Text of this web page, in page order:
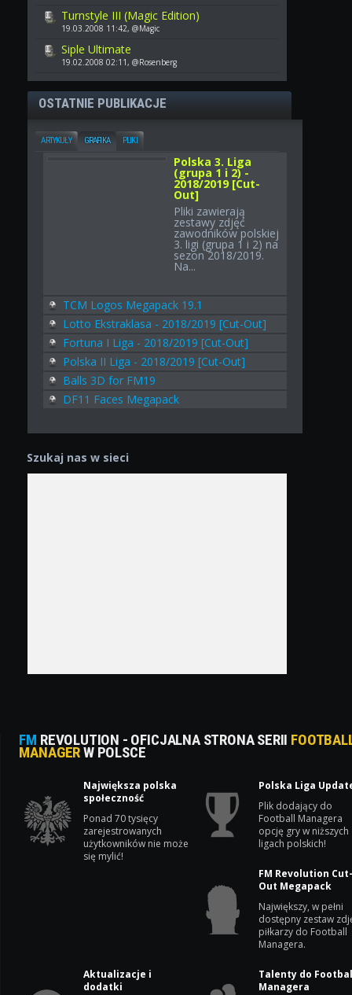
Turnstyle III (Magic Edition)
19.03.2008 11:42, @Magic
Siple Ultimate
19.02.2008 02:11, @Rosenberg
OSTATNIE PUBLIKACJE
ARTYKUŁY GRAFIKA PLIKI
Polska 3. Liga
(grupa 1 i 2) -
2018/2019 [Cut-
Out]
Pliki zawierają
zestawy zdjęć
zawodników polskiej
3. ligi (grupa 1 i 2) na
sezon 2018/2019.
Na...
TCM Logos Megapack 19.1
Lotto Ekstraklasa - 2018/2019 [Cut-Out]
Fortuna I Liga - 2018/2019 [Cut-Out]
Polska II Liga - 2018/2019 [Cut-Out]
Balls 3D for FM19
DF11 Faces Megapack
Szukaj nas w sieci
FM REVOLUTION - OFICJALNA STRONA SERII
MANAGERW POLSCE
Największa polska
społeczność
Ponad 70 tysięcy
zarejestrowanych
użytkowników nie może
się mylić!
Polska Liga
Plik dodający do
Football Managera
opcję gry w niższych
ligach polskich!
FM Revolution
Out Megapack
Największy, w pełni
dostępny zestaw
piłkarzy do Football
Managera.
Aktualizacje i
dodatki
Talenty do
Managera